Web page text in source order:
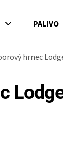
PALIVO
hrnec